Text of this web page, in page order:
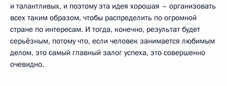
и талантливых, и поэтому эта идея хорошая – организовать
всех таким образом, чтобы распределить по огромной
стране по интересам. И тогда, конечно, результат будет
серьёзным, потому что, если человек занимается любимым
делом, это самый главный залог успеха, это совершенно
очевидно.